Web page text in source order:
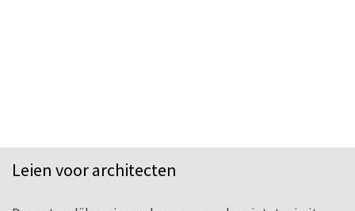
Natuurlei wordt omwille van de
Leien voor architecten